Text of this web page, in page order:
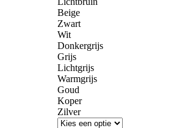
Beige
Zwart
Wit
Donkergrijs
Grijs
Lichtgrijs
Warmgrijs
Goud
Koper
Zilver